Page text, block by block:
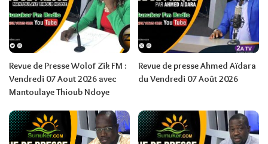
Revue de Presse Wolof Zik FM :
Vendredi 07 Aout 2026 avec
Mantoulaye Thioub Ndoye
Revue de presse Ahmed Aïdara
du Vendredi 07 Août 2026